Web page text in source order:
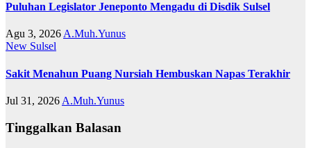
Puluhan Legislator Jeneponto Mengadu di Disdik Sulsel
Agu 3, 2026 A.Muh.Yunus
New Sulsel
Sakit Menahun Puang Nursiah Hembuskan Napas Terakhir
Jul 31, 2026 A.Muh.Yunus
Tinggalkan Balasan